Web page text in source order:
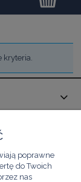
kryteria.
poprawne
do Twoich
nas